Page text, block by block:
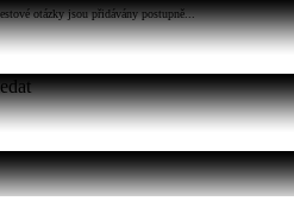
otázky jsou přidávány postupně...